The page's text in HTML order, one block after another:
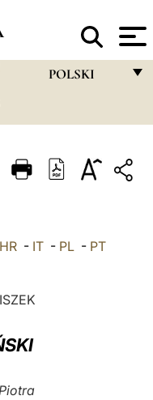
POLSKI
ITALIANO
HR- IT- PL- PT